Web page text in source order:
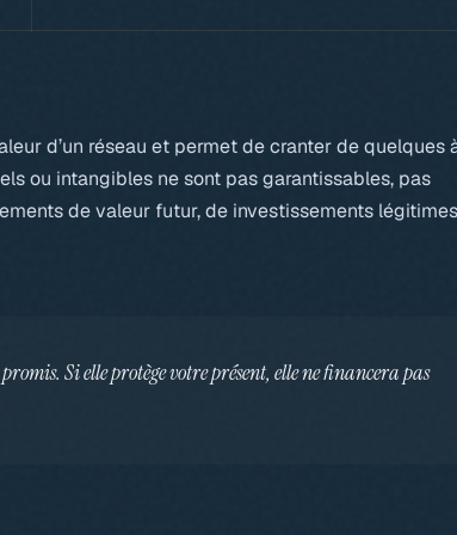
d’un réseau et permet de cranter de quelques
ou intangibles ne sont pas garantissables, pas
de valeur futur, de investissements
Si elle protège votre présent, elle ne financera pas